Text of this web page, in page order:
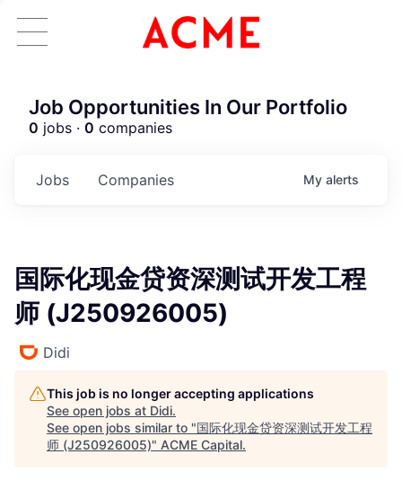
ACME Homepage
Job Opportunities In Our Portfolio
0 jobs · 0 companies
Jobs Companies My alerts
国际化现金贷资深测试开发工程
师 (J250926005)
Didi
This job is no longer accepting applications
See open jobs at Didi.
See open jobs similar to "国际化现金贷资深测试开发工程
师 (J250926005)" ACME Capital.